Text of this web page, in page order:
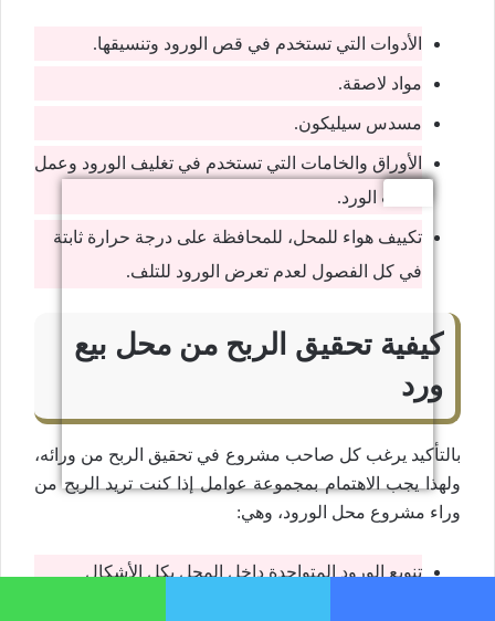
الأدوات التي تستخدم في قص الورود وتنسيقها.
مواد لاصقة.
مسدس سيليكون.
الأوراق والخامات التي تستخدم في تغليف الورود وعمل
باقات الورد.
تكييف هواء للمحل، للمحافظة على درجة حرارة ثابتة
في كل الفصول لعدم تعرض الورود للتلف.
كيفية تحقيق الربح من محل بيع
ورد
بالتأكيد يرغب كل صاحب مشروع في تحقيق الربح من ورائه،
ولهذا يجب الاهتمام بمجموعة عوامل إذا كنت تريد الربح من
وراء مشروع محل الورود، وهي:
تنويع الورود المتواجدة داخل المحل بكل الأشكال